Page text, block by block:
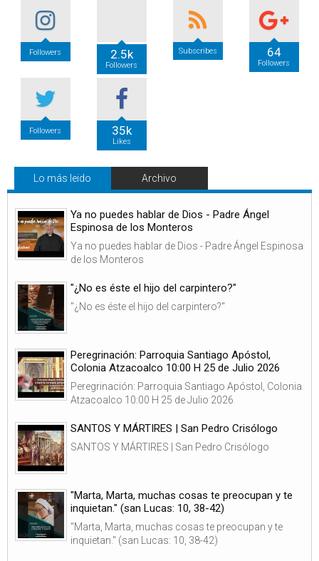
Followers 2.5k
Followers
Subscribes 64
Followers
Followers 35k
Likes
Lo más leido Archivo
Ya no puedes hablar de Dios - Padre Ángel
Espinosa de los Monteros
Ya no puedes hablar de Dios - Padre Ángel Espinosa
de los Monteros
"¿No es éste el hijo del carpintero?"
"¿No es éste el hijo del carpintero?"
Peregrinación: Parroquia Santiago Apóstol,
Colonia Atzacoalco 10:00 H 25 de Julio 2026
Peregrinación: Parroquia Santiago Apóstol, Colonia
Atzacoalco 10:00 H 25 de Julio 2026
SANTOS Y MÁRTIRES | San Pedro Crisólogo
SANTOS Y MÁRTIRES | San Pedro Crisólogo
"Marta, Marta, muchas cosas te preocupan y te
inquietan." (san Lucas: 10, 38-42)
"Marta, Marta, muchas cosas te preocupan y te
inquietan." (san Lucas: 10, 38-42)